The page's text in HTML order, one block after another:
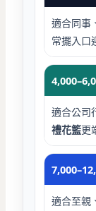
適合同事
常擺入口
適合公司
禮花籃更
適合至親